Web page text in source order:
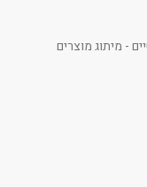
- מיתוג מוצרים